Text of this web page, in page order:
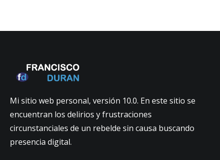
Mi sitio web personal, versión 10.0. En este sitio se
encuentran los delirios y frustraciones
circunstanciales de un rebelde sin causa buscando
presencia digital.